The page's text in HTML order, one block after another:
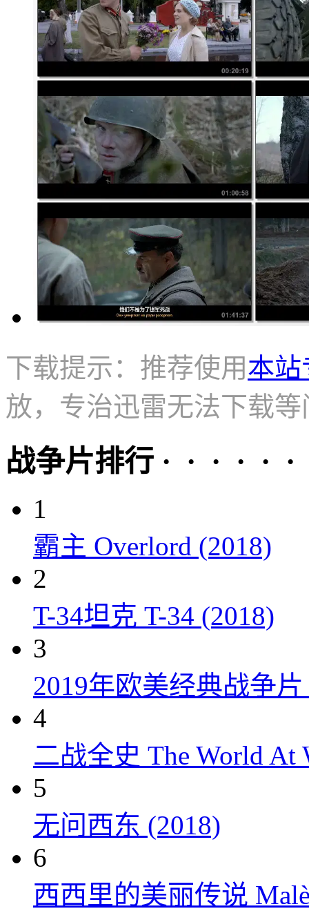
下载提示：推荐使用本站
放，专治迅雷无法下载等
战争片排行 · · · · · ·
1
霸主 Overlord (2018)
2
T-34坦克 T-34 (2018)
3
2019年欧美经典战争
4
二战全史 The World At
5
无问西东 (2018)
6
西西里的美丽传说